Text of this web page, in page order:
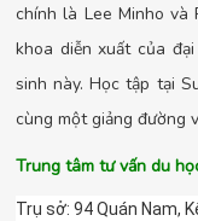
chính là Lee Minho và
khoa diễn xuất của
sinh này. Học tập tại
cùng một giảng đường
Trung tâm tư vấn du
Trụ sở: 94 Quán Nam,